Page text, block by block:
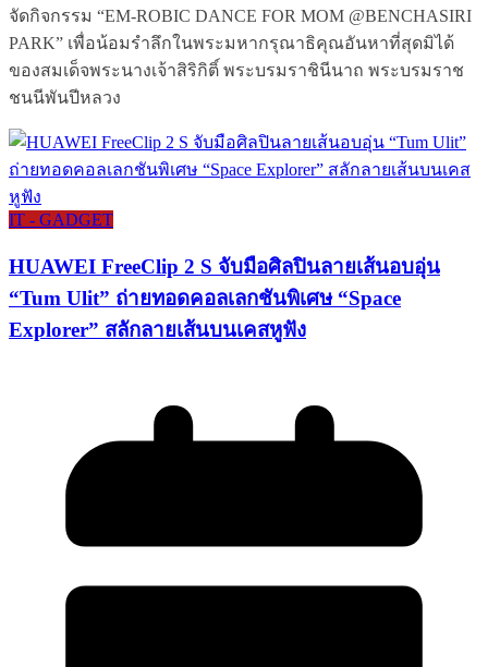
จัดกิจกรรม “EM-ROBIC DANCE FOR MOM @BENCHASIRI
PARK” เพื่อน้อมรำลึกในพระมหากรุณาธิคุณอันหาที่สุดมิได้
ของสมเด็จพระนางเจ้าสิริกิติ์ พระบรมราชินีนาถ พระบรมราช
ชนนีพันปีหลวง
IT - GADGET
HUAWEI FreeClip 2 S จับมือศิลปินลายเส้นอบอุ่น
“Tum Ulit” ถ่ายทอดคอลเลกชันพิเศษ “Space
Explorer” สลักลายเส้นบนเคสหูฟัง